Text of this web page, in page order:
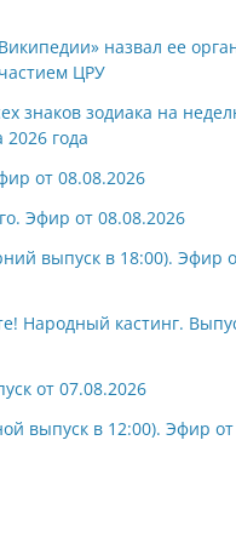
назвал ее
ЦРУ
знаков зодиака на
2026 года
от 08.08.2026
Эфир от 08.08.2026
выпуск в 18:00). Эфир
Народный кастинг.
от 07.08.2026
выпуск в 12:00). Эфир от